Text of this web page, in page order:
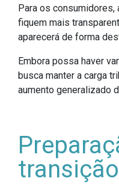
Para os
fiquem mais
aparecerá de forma
Embora possa haver
busca manter a carga
aumento generalizado
transição